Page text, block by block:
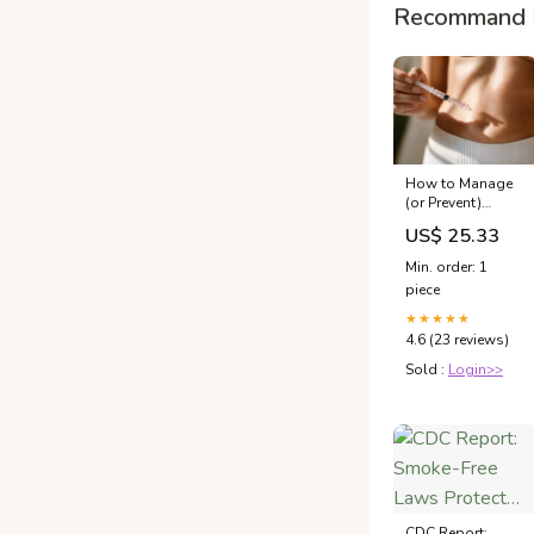
How to Manage
(or Prevent)
Semaglutide Side
Effects | Internal
Medicine &
located in Toluca
Lake, CA
US$ 25.33
Min. order: 1
piece
★★★★★
4.6 (23 reviews)
Sold : Login>>